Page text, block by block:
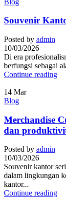
Souvenir
Posted by admin
10/03/2026
Di era
berfungsi sebagai
Continue reading
14 Mar
Blog
Merchandise
dan
Posted by admin
10/03/2026
Souvenir kantor
dalam lingkungan
kantor...
Continue reading